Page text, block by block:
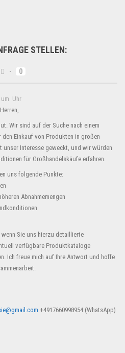
STELLEN:
- 0
um Uhr
Wir sind auf der Suche nach einem
Einkauf von Produkten in großen
unser Interesse geweckt, und wir würden
für Großhandelskäufe erfahren.
uns folgende Punkte:
Abnahmemengen
wenn Sie uns hierzu detaillierte
verfügbare Produktkataloge
Ich freue mich auf Ihre Antwort und hoffe
+4917660998954 (WhatsApp)